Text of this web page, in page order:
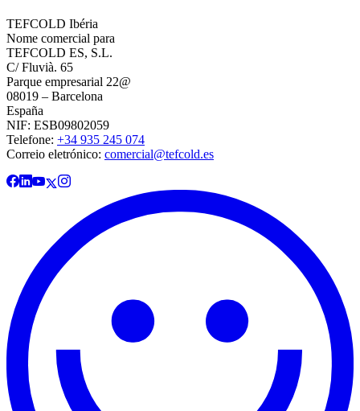
TEFCOLD Ibéria
Nome comercial para
TEFCOLD ES, S.L.
C/ Fluvià. 65
Parque empresarial 22@
08019 – Barcelona
España
NIF: ESB09802059
Telefone: +34 935 245 074
Correio eletrónico: comercial@tefcold.es